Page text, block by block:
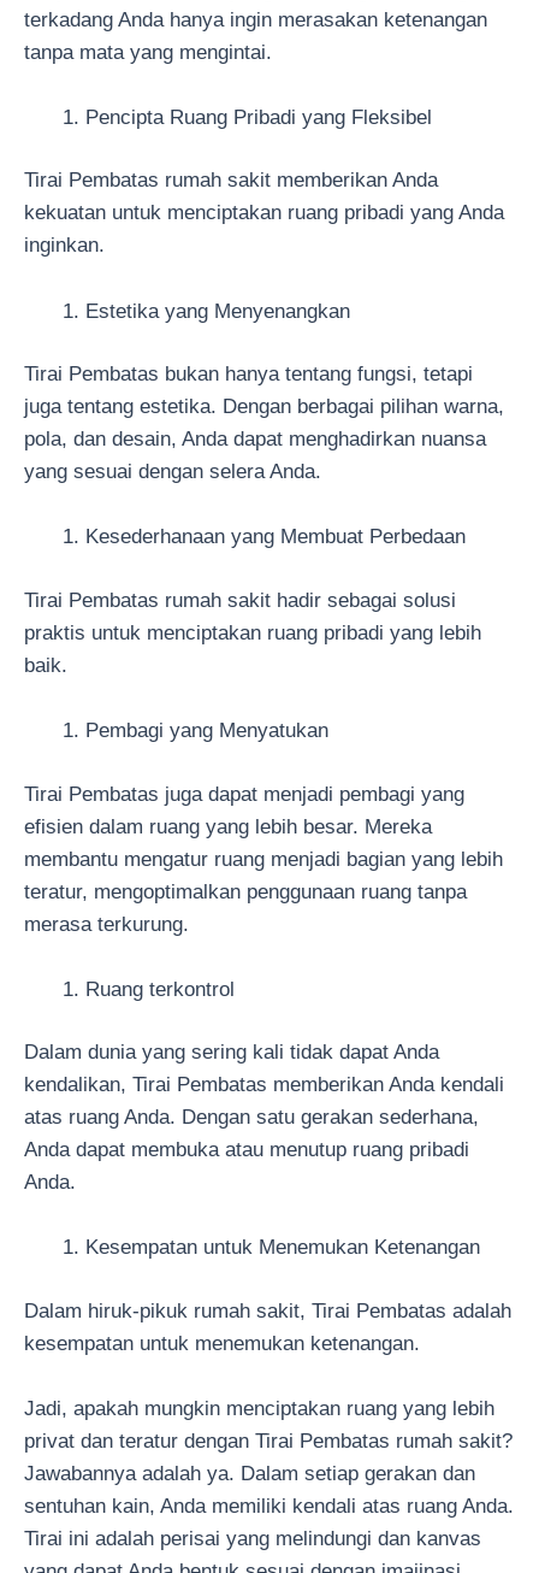
terkadang Anda hanya ingin merasakan ketenangan
tanpa mata yang mengintai.
Pencipta Ruang Pribadi yang Fleksibel
Tirai Pembatas rumah sakit memberikan Anda
kekuatan untuk menciptakan ruang pribadi yang Anda
inginkan.
Estetika yang Menyenangkan
Tirai Pembatas bukan hanya tentang fungsi, tetapi
juga tentang estetika. Dengan berbagai pilihan warna,
pola, dan desain, Anda dapat menghadirkan nuansa
yang sesuai dengan selera Anda.
Kesederhanaan yang Membuat Perbedaan
Tirai Pembatas rumah sakit hadir sebagai solusi
praktis untuk menciptakan ruang pribadi yang lebih
baik.
Pembagi yang Menyatukan
Tirai Pembatas juga dapat menjadi pembagi yang
efisien dalam ruang yang lebih besar. Mereka
membantu mengatur ruang menjadi bagian yang lebih
teratur, mengoptimalkan penggunaan ruang tanpa
merasa terkurung.
Ruang terkontrol
Dalam dunia yang sering kali tidak dapat Anda
kendalikan, Tirai Pembatas memberikan Anda kendali
atas ruang Anda. Dengan satu gerakan sederhana,
Anda dapat membuka atau menutup ruang pribadi
Anda.
Kesempatan untuk Menemukan Ketenangan
Dalam hiruk-pikuk rumah sakit, Tirai Pembatas adalah
kesempatan untuk menemukan ketenangan.
Jadi, apakah mungkin menciptakan ruang yang lebih
privat dan teratur dengan Tirai Pembatas rumah sakit?
Jawabannya adalah ya. Dalam setiap gerakan dan
sentuhan kain, Anda memiliki kendali atas ruang Anda.
Tirai ini adalah perisai yang melindungi dan kanvas